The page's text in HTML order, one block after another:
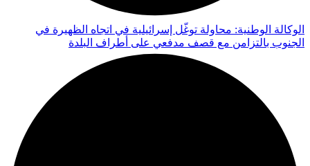
الوكالة الوطنية: محاولة توغّل إسرائيلية في اتجاه الظهيرة في
الجنوب بالتزامن مع قصف مدفعي على أطراف البلدة